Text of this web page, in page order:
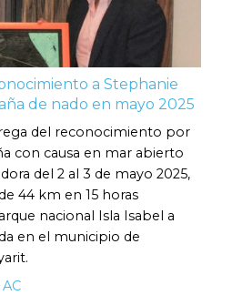
a Stephanie
de nado en mayo 2025
del reconocimiento por
con causa en mar abierto
del 2 al 3 de mayo 2025,
44 km en 15 horas
nacional Isla Isabel a
en el municipio de